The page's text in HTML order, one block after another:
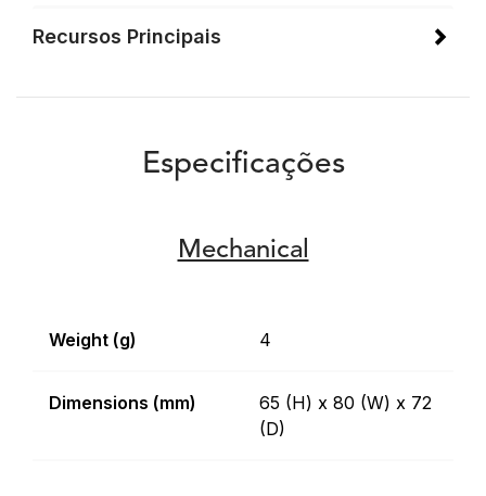
Recursos Principais
Especificações
Mechanical
Weight (g) 4
Dimensions (mm)
65 (H) x 80 (W) x 72
(D)